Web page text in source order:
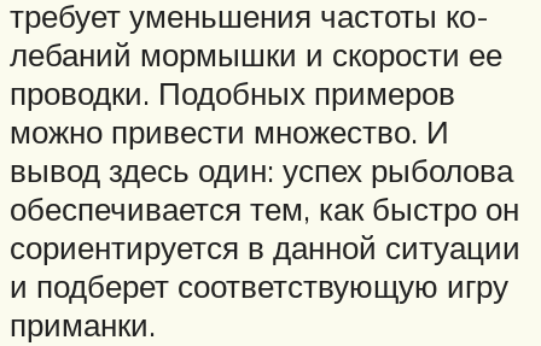
требует уменьшения частоты ко­
лебаний мормышки и скорости ее
про­водки. Подобных примеров
можно при­вести множество. И
вывод здесь один: успех рыболова
обеспечивается тем, как быстро он
сориентируется в данной ситуации
и подберет соответствующую игру
приманки.